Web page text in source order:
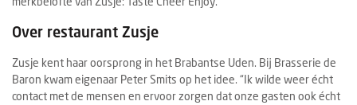
Over restaurant Zusje
Zusje kent haar oorsprong in het Brabantse Uden. Bij Brasserie de
Baron kwam eigenaar Peter Smits op het idee. “Ik wilde weer écht
contact met de mensen en ervoor zorgen dat onze gasten ook écht